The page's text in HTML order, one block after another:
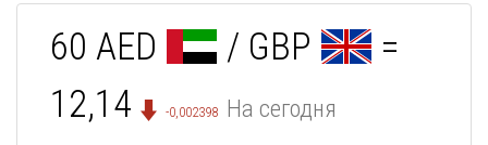
60 AED / GBP
=
12,14
-0,002398 На сегодня